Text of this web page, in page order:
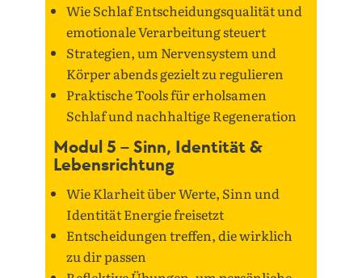
Wie Schlaf Entscheidungsqualität und
emotionale Verarbeitung steuert
Strategien, um Nervensystem und
Körper abends gezielt zu regulieren
Praktische Tools für erholsamen
Schlaf und nachhaltige Regeneration
Modul 5 – Sinn, Identität &
Lebensrichtung
Wie Klarheit über Werte, Sinn und
Identität Energie freisetzt
Entscheidungen treffen, die wirklich
zu dir passen